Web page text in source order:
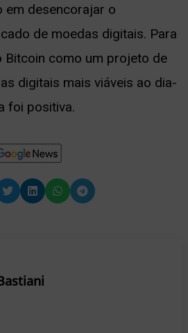
em desencorajar o
de moedas digitais. Para
Bitcoin como um projeto de
digitais mais viáveis ao dia-
foi positiva.